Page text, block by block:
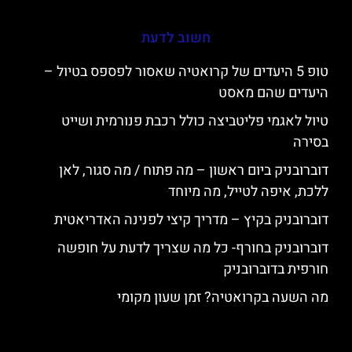
חשוב לדעת
טופ 5 היעדים של קרואטיה שאסור לפספס בטיול –
היעדים שהם מאסט
טיול לאגמי פליטביצה כולל רכבת פנורמית ושייט
בסירה
דוברובניק ביום ראשון – מה פתוח / מה סגור, לאן
ללכת, איפה לטייל, מה מיוחד
דוברובניק בקיץ – מדריך קיצי לפנינה האדריאטית
דוברובניק בחורף- כל מה שצריך לדעת על חופשה
חורפית בדוברובניק
מה השעה בקרואטיה? זמן שעון מקומי